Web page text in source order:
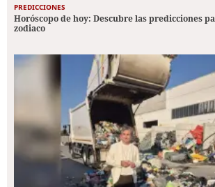
PREDICCIONES
Horóscopo de hoy: Descubre las predicciones
zodiaco